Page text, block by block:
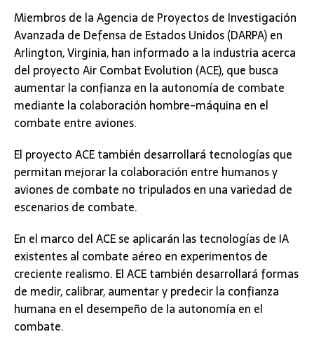
Miembros de la Agencia de Proyectos de Investigación
Avanzada de Defensa de Estados Unidos (DARPA) en
Arlington, Virginia, han informado a la industria acerca
del proyecto Air Combat Evolution (ACE), que busca
aumentar la confianza en la autonomía de combate
mediante la colaboración hombre-máquina en el
combate entre aviones.
El proyecto ACE también desarrollará tecnologías que
permitan mejorar la colaboración entre humanos y
aviones de combate no tripulados en una variedad de
escenarios de combate.
En el marco del ACE se aplicarán las tecnologías de IA
existentes al combate aéreo en experimentos de
creciente realismo. El ACE también desarrollará formas
de medir, calibrar, aumentar y predecir la confianza
humana en el desempeño de la autonomía en el
combate.